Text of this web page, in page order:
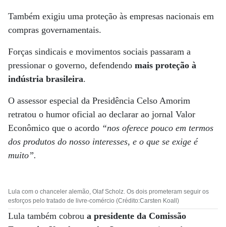
Também exigiu uma proteção às empresas nacionais em
compras governamentais.
Forças sindicais e movimentos sociais passaram a
pressionar o governo, defendendo mais proteção à
indústria brasileira.
O assessor especial da Presidência Celso Amorim
retratou o humor oficial ao declarar ao jornal Valor
Econômico que o acordo “nos oferece pouco em termos
dos produtos do nosso interesses, e o que se exige é
muito”.
Lula com o chanceler alemão, Olaf Scholz. Os dois prometeram seguir os
esforços pelo tratado de livre-comércio (Crédito:Carsten Koall)
Lula também cobrou a presidente da Comissão